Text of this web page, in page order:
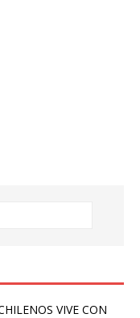
VIVE CON